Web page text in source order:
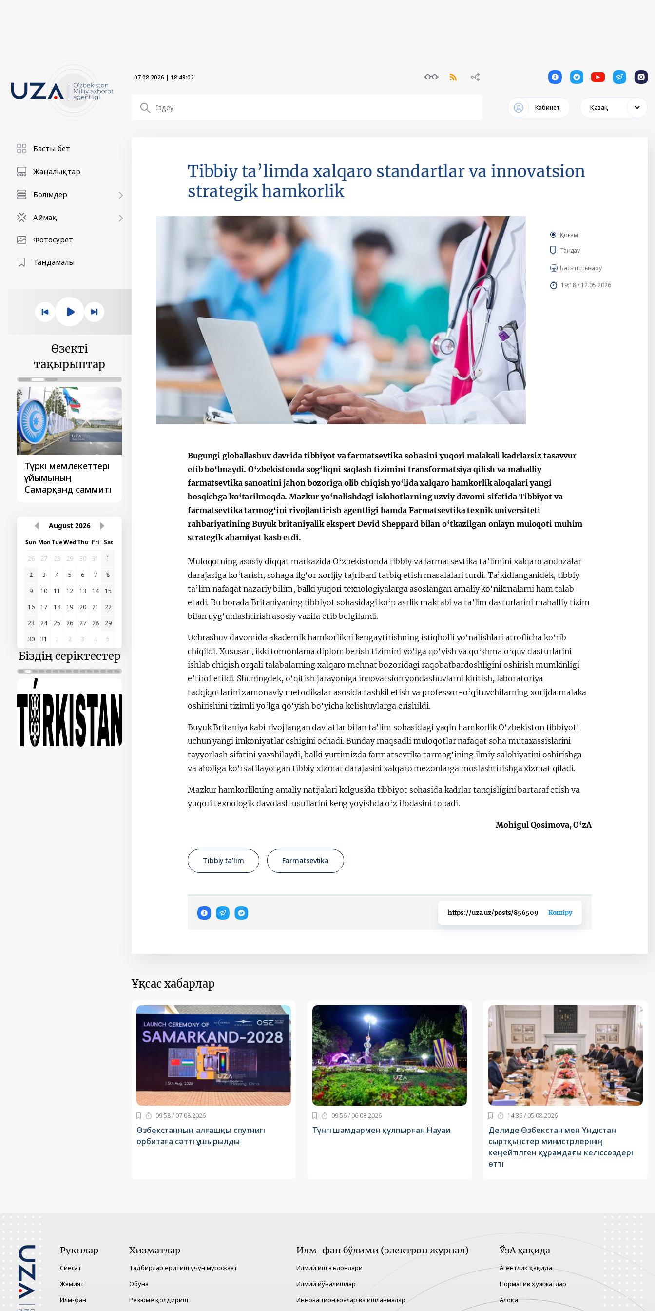
07.08.2026 | 18:49:02 1 1 1 1 1
Кабинет Қазақ
Басты бет
Жаңалықтар
Бөлімдер
Аймақ
Фотосурет
Таңдамалы
Өзекті
тақырыптар
Түркі мемлекеттері
ұйымының
Самарқанд саммиті
‘Орталық Азия -
Қытай’ бірінші
August 2026
Sun MonTueWedThu Fri Sat
26
27 28 29 30 31
1
2
3 4 5 6 7
8
9
10 11 12 13 14
15
16
17 18 19 20 21
22
23
24 25 26 27 28
29
30
31 1 2 3 4 5
Біздің серіктестер
Tibbiy ta’limda xalqaro standartlar va innovatsion
strategik hamkorlik
Қоғам
Таңдау
Басып шығару
19:18 / 12.05.2026
Bugungi globallashuv davrida tibbiyot va farmatsevtika sohasini yuqori malakali kadrlarsiz tasavvur
etib bo‘lmaydi. O‘zbekistonda sog‘liqni saqlash tizimini transformatsiya qilish va mahalliy
farmatsevtika sanoatini jahon bozoriga olib chiqish yo‘lida xalqaro hamkorlik aloqalari yangi
bosqichga ko‘tarilmoqda. Mazkur yo‘nalishdagi islohotlarning uzviy davomi sifatida Tibbiyot va
farmatsevtika tarmog‘ini rivojlantirish agentligi hamda Farmatsevtika texnik universiteti
rahbariyatining Buyuk britaniyalik ekspert Devid Sheppard bilan o‘tkazilgan onlayn muloqoti muhim
strategik ahamiyat kasb etdi.
Muloqotning asosiy diqqat markazida O‘zbekistonda tibbiy va farmatsevtika ta’limini xalqaro andozalar
darajasiga ko‘tarish, sohaga ilg‘or xorijiy tajribani tatbiq etish masalalari turdi. Ta’kidlanganidek, tibbiy
ta’lim nafaqat nazariy bilim, balki yuqori texnologiyalarga asoslangan amaliy ko‘nikmalarni ham talab
etadi. Bu borada Britaniyaning tibbiyot sohasidagi ko‘p asrlik maktabi va ta’lim dasturlarini mahalliy tizim
bilan uyg‘unlashtirish asosiy vazifa etib belgilandi.
Uchrashuv davomida akademik hamkorlikni kengaytirishning istiqbolli yo‘nalishlari atroflicha ko‘rib
chiqildi. Xususan, ikki tomonlama diplom berish tizimini yo‘lga qo‘yish va qo‘shma o‘quv dasturlarini
ishlab chiqish orqali talabalarning xalqaro mehnat bozoridagi raqobatbardoshligini oshirish mumkinligi
e’tirof etildi. Shuningdek, o‘qitish jarayoniga innovatsion yondashuvlarni kiritish, laboratoriya
tadqiqotlarini zamonaviy metodikalar asosida tashkil etish va professor-o‘qituvchilarning xorijda malaka
oshirishini tizimli yo‘lga qo‘yish bo‘yicha kelishuvlarga erishildi.
Buyuk Britaniya kabi rivojlangan davlatlar bilan ta’lim sohasidagi yaqin hamkorlik O‘zbekiston tibbiyoti
uchun yangi imkoniyatlar eshigini ochadi. Bunday maqsadli muloqotlar nafaqat soha mutaxassislarini
tayyorlash sifatini yaxshilaydi, balki yurtimizda farmatsevtika tarmog‘ining ilmiy salohiyatini oshirishga
va aholiga ko‘rsatilayotgan tibbiy xizmat darajasini xalqaro mezonlarga moslashtirishga xizmat qiladi.
Mazkur hamkorlikning amaliy natijalari kelgusida tibbiyot sohasida kadrlar tanqisligini bartaraf etish va
yuqori texnologik davolash usullarini keng yoyishda o‘z ifodasini topadi.
Mohigul Qosimova, O‘zA
Tibbiy ta’lim Farmatsevtika
https://uza.uz/posts/856509 Көшіру
Ұқсас хабарлар
09:58 / 07.08.2026
Өзбекстанның алғашқы спутнигі
орбитаға сәтті ұшырылды
09:56 / 06.08.2026
Түнгі шамдармен құлпырған Науаи
14:36 / 05.08.2026
Делиде Өзбекстан мен Үндістан
сыртқы істер министрлерінің
кеңейтілген құрамдағы келіссөздері
өтті
Рукнлар
Сиёсат
Жамият
Илм-фан
Хизматлар
Тадбирлар ёритиш учун мурожаат
Обуна
Резюме қолдириш
Илм-фан бўлими (электрон журнал)
Илмий иш эълонлари
Илмий йўналишлар
Инновацион ғоялар ва ишланмалар
ЎзА ҳақида
Агентлик ҳақида
Норматив ҳужжатлар
Алоқа